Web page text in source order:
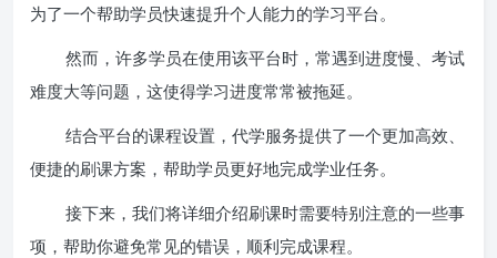
为了一个帮助学员快速提升个人能力的学习平台。
然而，许多学员在使用该平台时，常遇到进度慢、考试
难度大等问题，这使得学习进度常常被拖延。
结合平台的课程设置，代学服务提供了一个更加高效、
便捷的刷课方案，帮助学员更好地完成学业任务。
接下来，我们将详细介绍刷课时需要特别注意的一些事
项，帮助你避免常见的错误，顺利完成课程。